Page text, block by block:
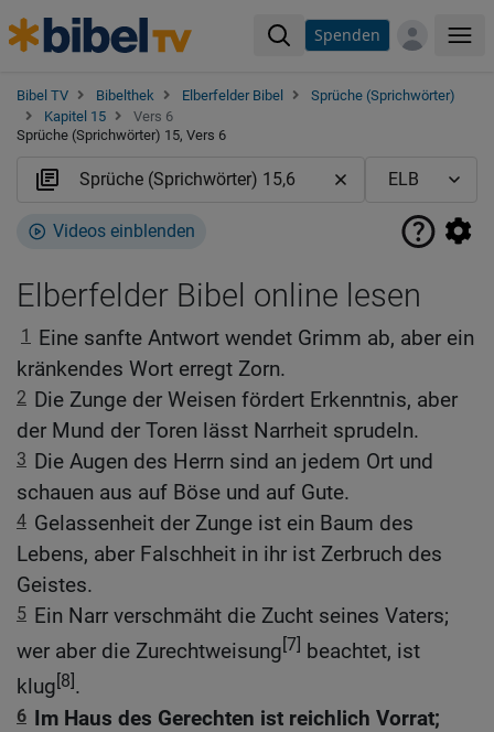
Spenden
Bibel TV Bibelthek Elberfelder Bibel
Sprüche (Sprichwörter)
Kapitel 15
Vers 6
Sprüche (Sprichwörter) 15, Vers 6
Videos einblenden
Elberfelder Bibel online lesen
1 Eine sanfte Antwort wendet Grimm ab, aber ein
kränkendes Wort erregt Zorn.
2 Die Zunge der Weisen fördert Erkenntnis, aber
der Mund der Toren lässt Narrheit sprudeln.
3 Die Augen des Herrn sind an jedem Ort und
schauen aus auf Böse und auf Gute.
4 Gelassenheit der Zunge ist ein Baum des
Lebens, aber Falschheit in ihr ist Zerbruch des
Geistes.
5 Ein Narr verschmäht die Zucht seines Vaters;
wer aber die Zurechtweisung[7] beachtet, ist
klug[8].
6 Im Haus des Gerechten ist reichlich Vorrat;